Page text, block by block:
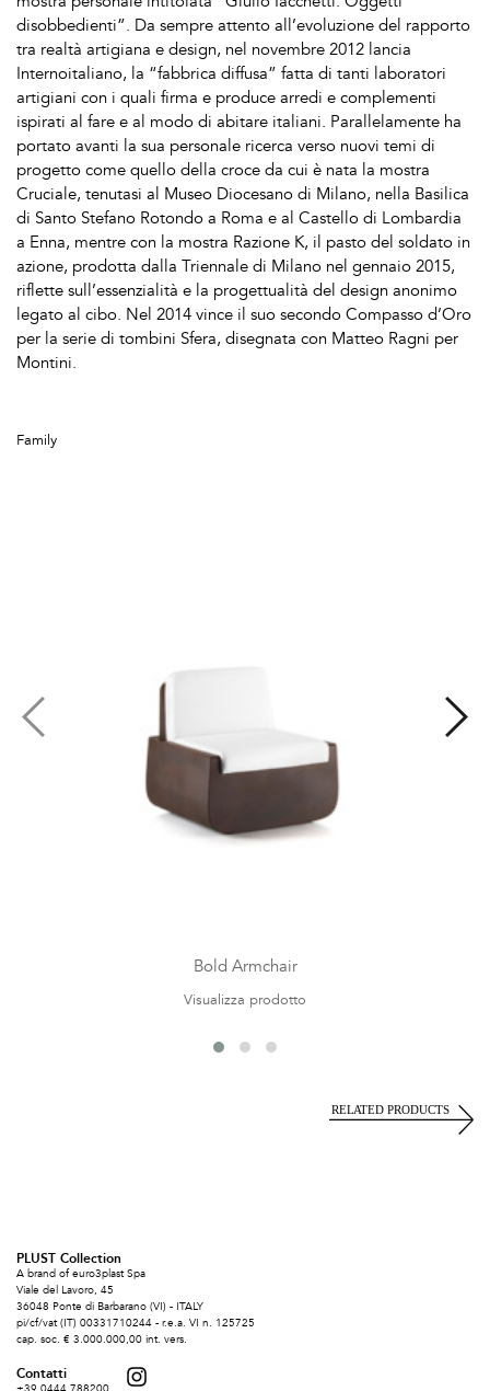
disobbedienti”. Da sempre attento all’evoluzione del rapporto
tra realtà artigiana e design, nel novembre 2012 lancia
Internoitaliano, la “fabbrica diffusa” fatta di tanti laboratori
artigiani con i quali firma e produce arredi e complementi
ispirati al fare e al modo di abitare italiani. Parallelamente ha
portato avanti la sua personale ricerca verso nuovi temi di
progetto come quello della croce da cui è nata la mostra
Cruciale, tenutasi al Museo Diocesano di Milano, nella Basilica
di Santo Stefano Rotondo a Roma e al Castello di Lombardia
a Enna, mentre con la mostra Razione K, il pasto del soldato in
azione, prodotta dalla Triennale di Milano nel gennaio 2015,
riflette sull’essenzialità e la progettualità del design anonimo
legato al cibo. Nel 2014 vince il suo secondo Compasso d’Oro
per la serie di tombini Sfera, disegnata con Matteo Ragni per
Montini.
Family
Bold Armchair
Visualizza prodotto
PLUST Collection
A brand of euro3plast Spa
Viale del Lavoro, 45
36048 Ponte di Barbarano (VI) - ITALY
pi/cf/vat (IT) 00331710244 - r.e.a. VI n. 125725
cap. soc. € 3.000.000,00 int. vers.
Contatti